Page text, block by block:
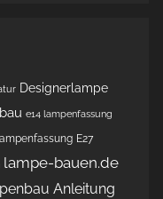
Designerlampe
e14 lampenfassung
E27
lampe-bauen.de
Anleitung